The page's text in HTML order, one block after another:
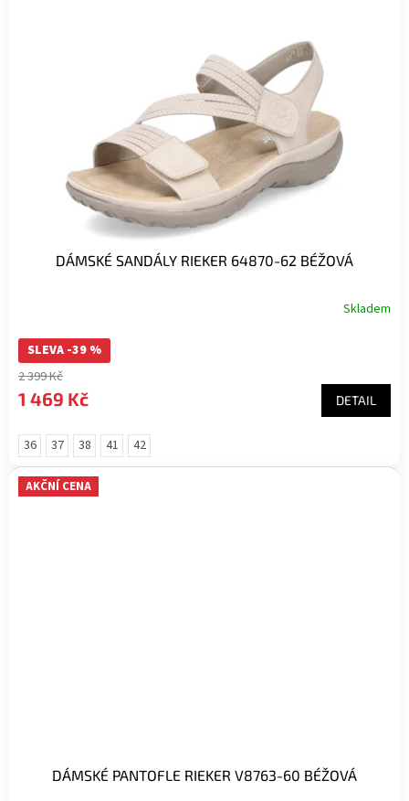
DÁMSKÉ SANDÁLY RIEKER 64870-62 BÉŽOVÁ
Skladem
SLEVA -39 %
2 399 Kč
1 469 Kč DETAIL
36 37 38 41 42
AKČNÍ CENA
DÁMSKÉ PANTOFLE RIEKER V8763-60 BÉŽOVÁ